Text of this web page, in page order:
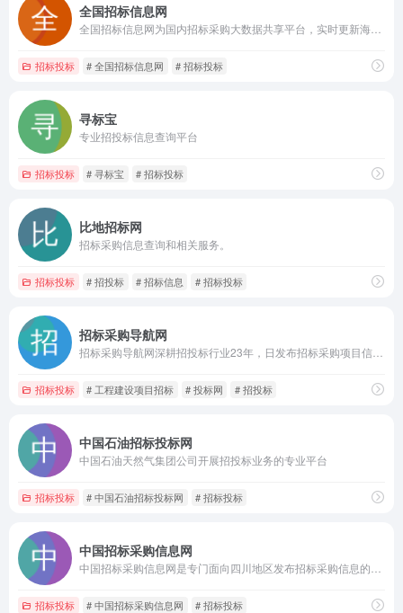
全国招标信息网
招标投标 # 全国招标信息网 # 招标投标
寻标宝
专业招投标信息查询平台
招标投标 # 寻标宝 # 招标投标
比地招标网
招标采购信息查询和相关服务。
招标投标 # 招投标 # 招标信息 # 招标投标
招标采购导航网
招标投标 # 工程建设项目招标 # 投标网 # 招投标
中国石油招标投标网
中国石油天然气集团公司开展招投标业务的专业平台
招标投标 # 中国石油招标投标网 # 招标投标
中国招标采购信息网
招标投标 # 中国招标采购信息网 # 招标投标